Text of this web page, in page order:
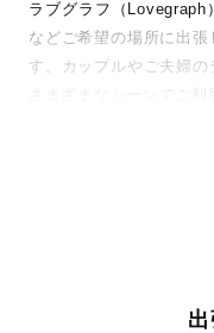
ラブグラフ（Lovegraph
などご希望の場所に出
す。カップルやご夫婦の
ありのままの空気感を
ィを身につけたプロの